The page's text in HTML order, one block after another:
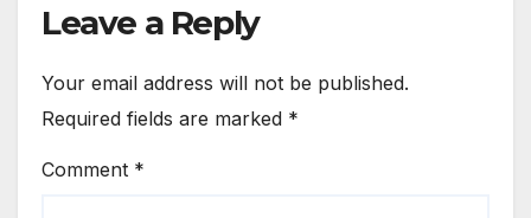
Leave a Reply
Your email address will not be published.
Required fields are marked *
Comment *